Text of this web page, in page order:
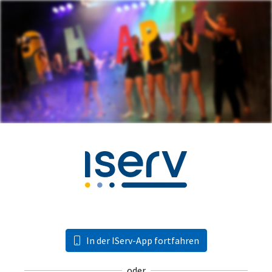
In der IServ-App fortfahren